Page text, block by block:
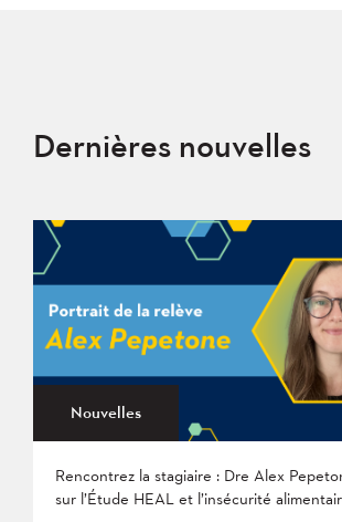
Dernières nouvelles
Nouvelles
Rencontrez la stagiaire : Dre Alex
sur l’Étude HEAL et l’insécurité